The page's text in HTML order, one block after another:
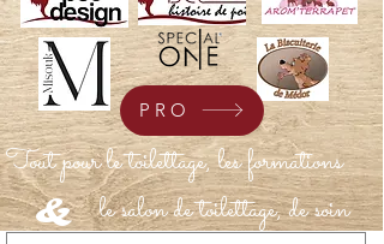
Tout pour le toilettage, les formations
le salon de toilettage, de soin
&
PRO